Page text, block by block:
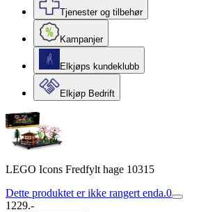
Tjenester og tilbehør
Kampanjer
Elkjøps kundeklubb
Elkjøp Bedrift
LEGO Icons Fredfylt hage 10315
Dette produktet er ikke rangert enda.0
1229.-